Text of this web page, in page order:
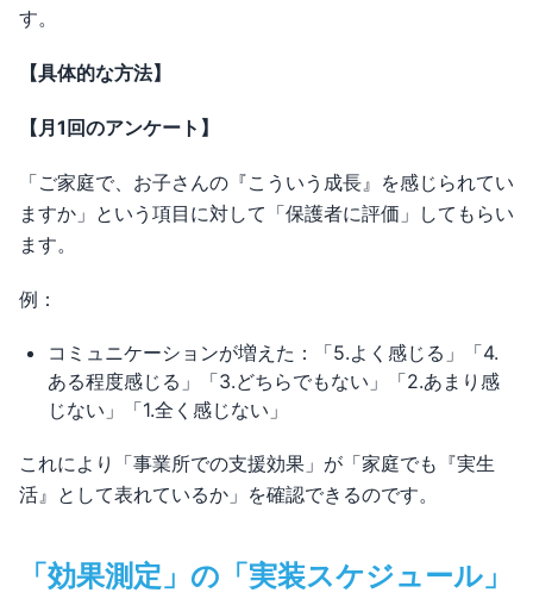
す。
【具体的な方法】
【月1回のアンケート】
「ご家庭で、お子さんの『こういう成長』を感じられてい
ますか」という項目に対して「保護者に評価」してもらい
ます。
例：
コミュニケーションが増えた：「5.よく感じる」「4.
ある程度感じる」「3.どちらでもない」「2.あまり感
じない」「1.全く感じない」
これにより「事業所での支援効果」が「家庭でも『実生
活』として表れているか」を確認できるのです。
「効果測定」の「実装スケジュール」